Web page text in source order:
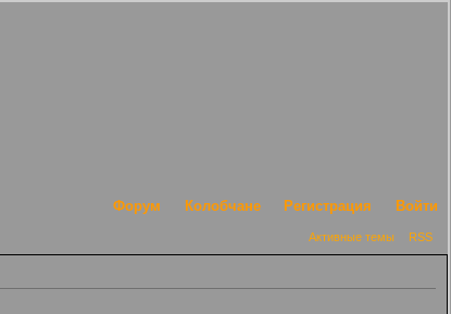
Форум Колобчане Регистрация Войти
Активные темы RSS